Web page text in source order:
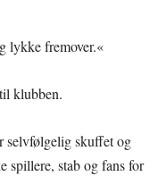
lykke fremover.«
klubben.
selvfølgelig skuffet og
spillere, stab og fans for